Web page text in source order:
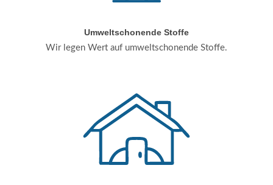
Umweltschonende Stoffe
Wir legen Wert auf umweltschonende Stoffe.